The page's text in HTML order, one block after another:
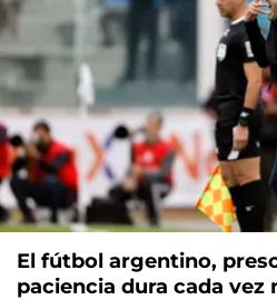
El fútbol argentino,
paciencia dura cada vez